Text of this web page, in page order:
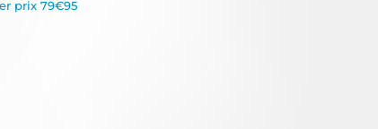
prix 79€95